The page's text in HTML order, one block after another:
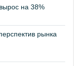
на 38%
рынка